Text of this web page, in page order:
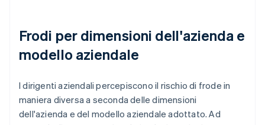
Frodi per dimensioni dell'azienda e
modello aziendale
I dirigenti aziendali percepiscono il rischio di frode in
maniera diversa a seconda delle dimensioni
dell'azienda e del modello aziendale adottato. Ad